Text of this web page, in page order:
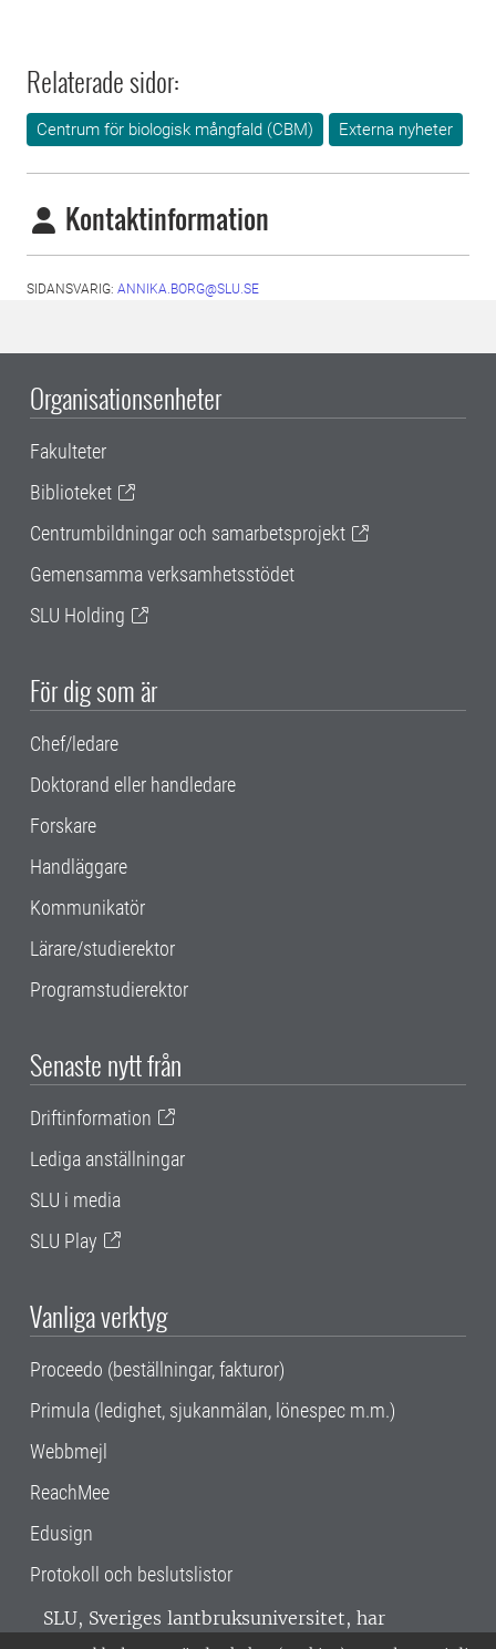
Relaterade sidor:
Centrum för biologisk mångfald (CBM) Externa nyheter
Kontaktinformation
SIDANSVARIG: ANNIKA.BORG@SLU.SE
Organisationsenheter
Fakulteter
Biblioteket
Centrumbildningar och samarbetsprojekt
Gemensamma verksamhetsstödet
SLU Holding
För dig som är
Chef/ledare
Doktorand eller handledare
Forskare
Handläggare
Kommunikatör
Lärare/studierektor
Programstudierektor
Senaste nytt från
Driftinformation
Lediga anställningar
SLU i media
SLU Play
Vanliga verktyg
Proceedo (beställningar, fakturor)
Primula (ledighet, sjukanmälan, lönespec m.m.)
Webbmejl
ReachMee
Edusign
Protokoll och beslutslistor
SLU, Sveriges lantbruksuniversitet, har
verksamhet över hela Sverige. Huvudorter är